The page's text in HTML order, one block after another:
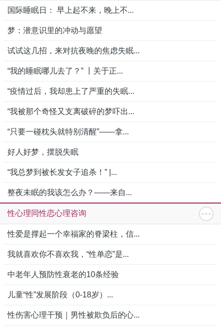
国际睡眠日： 早上起不来，晚上不...
梦：潜意识里的冲动与愿望
试试这几招，来对抗夜晚的焦虑失眠...
“我的睡眠哪儿去了？” 丨关于正...
“疫情过后，我却患上了严重的失眠...
“我被那个奇怪又支离破碎的梦吓出...
“只要一碰枕头就特别清醒”——拿...
好人好梦，摆脱失眠
“我总梦到被长发女子追杀！” |...
整夜未眠的我该怎么办？——来自...
性心理同性恋心理咨询
性爱是撑起一个幸福家的脊梁柱，信...
我就喜欢你不喜欢我，“性单恋”是...
中老年人预防性衰老的10条经验
儿童“性”发展阶段（0-18岁）...
性伤害心理干预｜男性被欺负后的心...